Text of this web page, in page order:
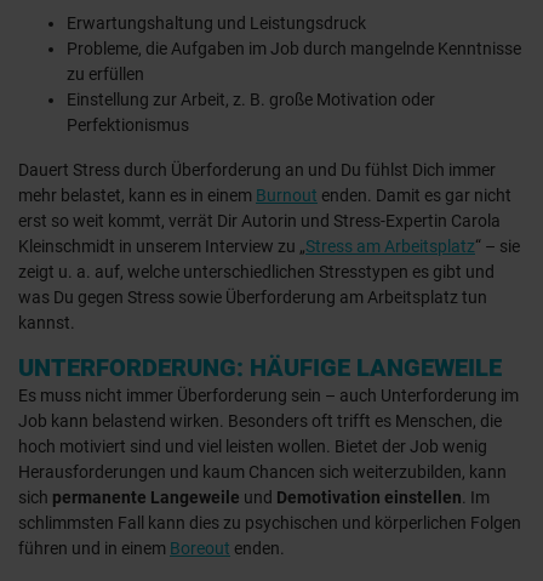
Erwartungshaltung und Leistungsdruck
Probleme, die Aufgaben im Job durch mangelnde Kenntnisse
zu erfüllen
Einstellung zur Arbeit, z. B. große Motivation oder
Perfektionismus
Dauert Stress durch Überforderung an und Du fühlst Dich immer
mehr belastet, kann es in einem Burnout enden. Damit es gar nicht
erst so weit kommt, verrät Dir Autorin und Stress-Expertin Carola
Kleinschmidt in unserem Interview zu „Stress am Arbeitsplatz“ – sie
zeigt u. a. auf, welche unterschiedlichen Stresstypen es gibt und
was Du gegen Stress sowie Überforderung am Arbeitsplatz tun
kannst.
UNTERFORDERUNG: HÄUFIGE LANGEWEILE
Es muss nicht immer Überforderung sein – auch Unterforderung im
Job kann belastend wirken. Besonders oft trifft es Menschen, die
hoch motiviert sind und viel leisten wollen. Bietet der Job wenig
Herausforderungen und kaum Chancen sich weiterzubilden, kann
sich permanente Langeweile und Demotivation einstellen . Im
schlimmsten Fall kann dies zu psychischen und körperlichen Folgen
führen und in einem Boreout enden.